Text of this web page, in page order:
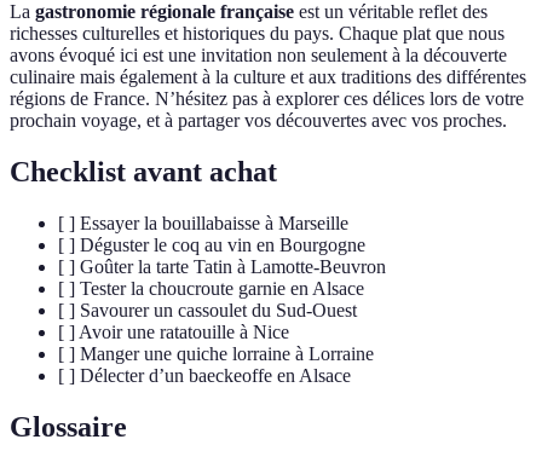
La gastronomie régionale française est un véritable reflet des
richesses culturelles et historiques du pays. Chaque plat que nous
avons évoqué ici est une invitation non seulement à la découverte
culinaire mais également à la culture et aux traditions des différentes
régions de France. N’hésitez pas à explorer ces délices lors de votre
prochain voyage, et à partager vos découvertes avec vos proches.
Checklist avant achat
[ ] Essayer la bouillabaisse à Marseille
[ ] Déguster le coq au vin en Bourgogne
[ ] Goûter la tarte Tatin à Lamotte-Beuvron
[ ] Tester la choucroute garnie en Alsace
[ ] Savourer un cassoulet du Sud-Ouest
[ ] Avoir une ratatouille à Nice
[ ] Manger une quiche lorraine à Lorraine
[ ] Délecter d’un baeckeoffe en Alsace
Glossaire